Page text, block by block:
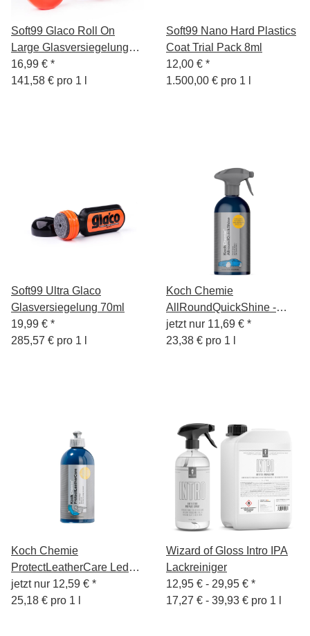
Soft99 Glaco Roll On
Large Glasversiegelung
120ml
16,99 € *
141,58 € pro 1 l
Soft99 Nano Hard Plastics
Coat Trial Pack 8ml
12,00 € *
1.500,00 € pro 1 l
Soft99 Ultra Glaco
Glasversiegelung 70ml
19,99 € *
285,57 € pro 1 l
Koch Chemie
AllRoundQuickShine -
Finish Spray 500ml
jetzt nur 11,69 € *
23,38 € pro 1 l
Koch Chemie
ProtectLeatherCare Leder-
Pflege 500ml KCX
jetzt nur 12,59 € *
25,18 € pro 1 l
Wizard of Gloss Intro IPA
Lackreiniger
12,95 € - 29,95 € *
17,27 € - 39,93 € pro 1 l